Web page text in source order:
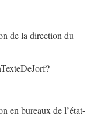
de la direction du
en bureaux de l’état-